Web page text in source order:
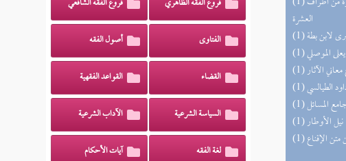
العشرة
لابن بطة
يعلى الموصلي
معاني الآثار
الطيالسي
جامع المسائل
(1) نيل الأوطار
متن الإقناع
الفتاوى أصول الفقه
القضاء القواعد الفقهية
السياسة الشرعية الآداب الشرعية
لغة الفقه آيات الأحكام